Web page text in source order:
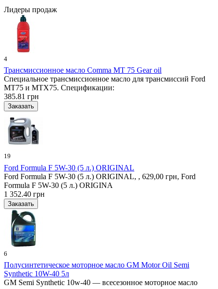
Лидеры продаж
4
Трансмиссионное масло Comma MT 75 Gear oil
Специальное трансмиссионное масло для трансмиссий Ford
MT75 и MTX75. Спецификации:
385.81 грн
19
Ford Formula F 5W-30 (5 л.) ORIGINAL
Ford Formula F 5W-30 (5 л.) ORIGINAL, , 629,00 грн, Ford
Formula F 5W-30 (5 л.) ORIGINA
1 352.40 грн
6
Полусинтетическое моторное масло GM Motor Oil Semi
Synthetic 10W-40 5л
GM Semi Synthetic 10w-40 — всесезонное моторное масло